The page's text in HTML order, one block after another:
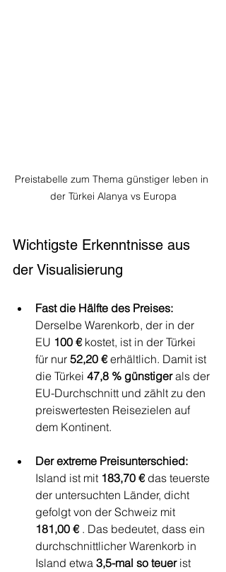
Preistabelle zum Thema günstiger leben in
der Türkei Alanya vs Europa
Wichtigste Erkenntnisse aus
der Visualisierung
Fast die Hälfte des Preises:
Derselbe Warenkorb, der in der
EU 100 € kostet, ist in der Türkei
für nur 52,20 € erhältlich. Damit ist
die Türkei 47,8 % günstiger als der
EU-Durchschnitt und zählt zu den
preiswertesten Reisezielen auf
dem Kontinent.
Der extreme Preisunterschied:
Island ist mit 183,70 € das teuerste
der untersuchten Länder, dicht
gefolgt von der Schweiz mit
181,00 € . Das bedeutet, dass ein
durchschnittlicher Warenkorb in
Island etwa 3,5-mal so teuer ist